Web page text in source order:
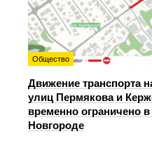
Общество
Движение транспорта
улиц Пермякова и
временно ограничено
Новгороде